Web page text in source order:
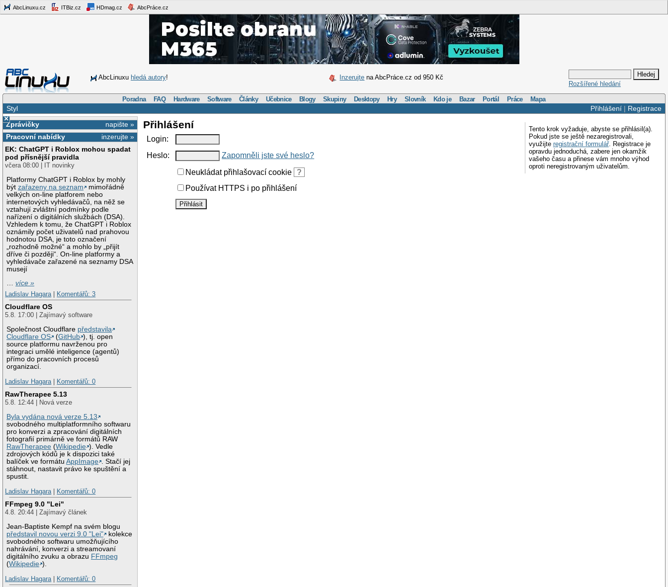
AbcLinuxu.cz ITBiz.cz HDmag.cz AbcPráce.cz
AbcLinuxu hledá autory! Inzerujte na AbcPráce.cz od 950 Kč
Rozšířené hledání
Poradna FAQ Hardware Software Články Učebnice Blogy Skupiny Desktopy Hry Slovník Kdo je Bazar Portál Práce Mapa
Přihlášení| Registrace
Styl
×
napište »
Zprávičky
inzerujte »
Pracovní nabídky
EK: ChatGPT i Roblox mohou spadat
pod přísnější pravidla
včera 08:00 | IT novinky
Platformy ChatGPT i Roblox by mohly
býtzařazeny na seznam
mimořádně
velkých on-line platforem nebo
internetových vyhledávačů, na něž se
vztahují zvláštní podmínky podle
nařízení o digitálních službách (DSA).
Vzhledem k tomu, že ChatGPT i Roblox
oznámily počet uživatelů nad prahovou
hodnotou DSA, je toto označení
„rozhodně možné“ a mohlo by „přijít
dříve či později“. On-line platformy a
vyhledávače zařazené na seznamy DSA
musejí
…více »
Ladislav Hagara
Komentářů: 3
Cloudflare OS
5.8. 17:00 | Zajímavý software
Společnost Cloudflare představila
Cloudflare OS
(GitHub ), tj. open
source platformu navrženou pro
integraci umělé inteligence (agentů)
přímo do pracovních procesů
organizací.
Ladislav Hagara
Komentářů: 0
RawTherapee 5.13
5.8. 12:44 | Nová verze
Byla vydána nová verze 5.13
svobodného multiplatformního softwaru
pro konverzi a zpracování digitálních
fotografií primárně ve formátů RAW
RawTherapee (Wikipedie ). Vedle
zdrojových kódů je k dispozici také
balíček ve formátuAppImage . Stačí jej
stáhnout, nastavit právo ke spuštění a
spustit.
Ladislav Hagara
Komentářů: 0
FFmpeg 9.0 "Lei"
4.8. 20:44 | Zajímavý článek
Jean-Baptiste Kempf na svém blogu
představil novou verzi 9.0 "Lei"
kolekce
svobodného softwaru umožňujícího
nahrávání, konverzi a streamovaní
digitálního zvuku a obrazu FFmpeg
(Wikipedie ).
Ladislav Hagara
Komentářů: 0
Tento krok vyžaduje, abyste se přihlásil(a).
Pokud jste se ještě nezaregistrovali,
využijte registrační formulář. Registrace je
opravdu jednoduchá, zabere jen okamžik
vašeho času a přinese vám mnoho výhod
oproti neregistrovaným uživatelům.
Přihlášení
Login:
Heslo:
Zapomněli jste své heslo?
Neukládat přihlašovací cookie
?
Používat HTTPS i po přihlášení